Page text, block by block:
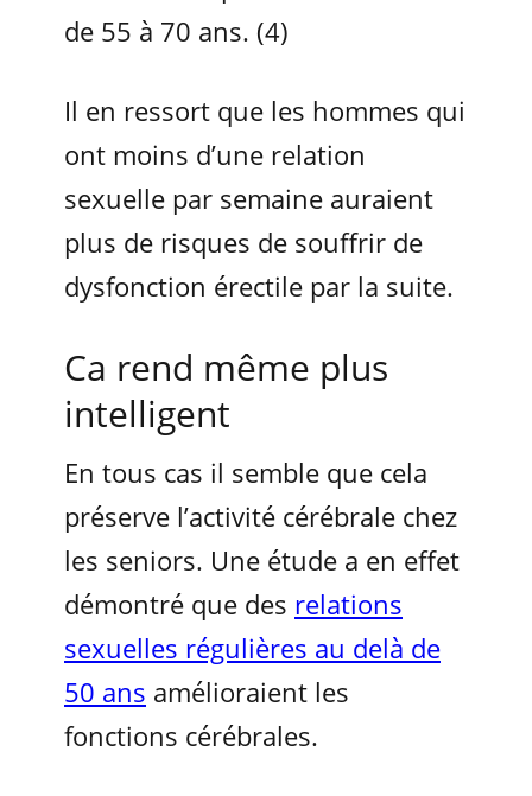
de 55 à 70 ans. (4)
Il en ressort que les hommes qui
ont moins d’une relation
sexuelle par semaine auraient
plus de risques de souffrir de
dysfonction érectile par la suite.
Ca rend même plus
intelligent
En tous cas il semble que cela
préserve l’activité cérébrale chez
les seniors. Une étude a en effet
démontré que des relations
sexuelles régulières au delà de
50 ans amélioraient les
fonctions cérébrales.